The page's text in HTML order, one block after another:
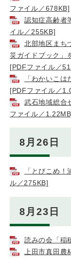
ファイル／678KB]
認知症高齢者
イル／255KB]
北部地区まち
災ガイドブック」
[PDFファイル／
「わかいこ
[PDFファイル／
武石地域総合
ファイル／
8月26日
「とびこめ
ル／275KB]
8月23日
読みの会「稲
上田市真田